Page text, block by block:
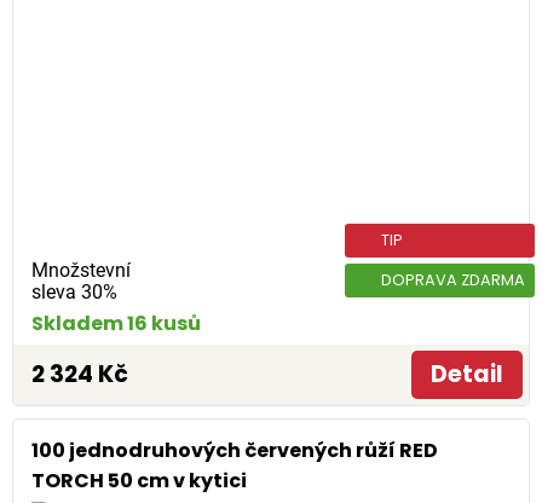
Množstevní
sleva 30%
TIP
DOPRAVA ZDARMA
Skladem 16 kusů
2 324 Kč Detail
100 jednodruhových červených růží RED
TORCH 50 cm v kytici